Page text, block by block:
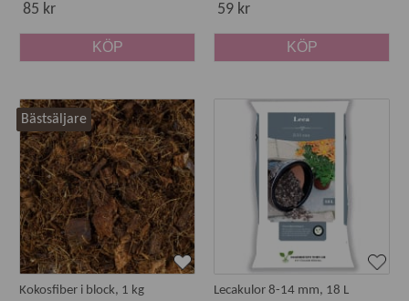
85 kr
KÖP
59 kr
KÖP
Bästsäljare
Kokosfiber i block, 1 kg Lecakulor 8-14 mm, 18 L